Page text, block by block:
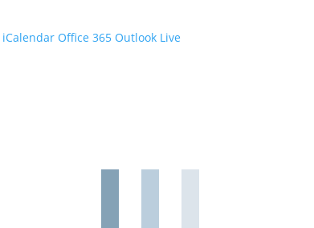
iCalendar Office 365 Outlook Live